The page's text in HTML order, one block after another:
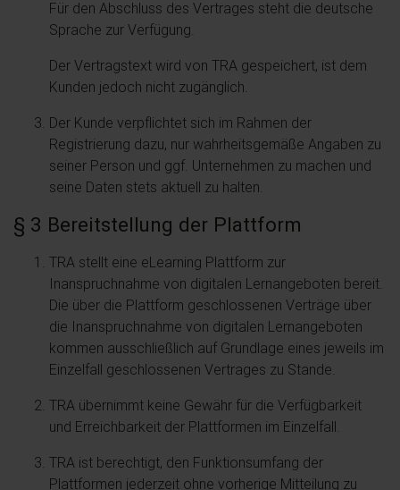
Für den Abschluss des Vertrages steht die deutsche
Sprache zur Verfügung.
Der Vertragstext wird von TRA gespeichert, ist dem
Kunden jedoch nicht zugänglich.
Der Kunde verpflichtet sich im Rahmen der
Registrierung dazu, nur wahrheitsgemäße Angaben zu
seiner Person und ggf. Unternehmen zu machen und
seine Daten stets aktuell zu halten.
§ 3 Bereitstellung der Plattform
TRA stellt eine eLearning Plattform zur
Inanspruchnahme von digitalen Lernangeboten bereit.
Die über die Plattform geschlossenen Verträge über
die Inanspruchnahme von digitalen Lernangeboten
kommen ausschließlich auf Grundlage eines jeweils im
Einzelfall geschlossenen Vertrages zu Stande.
TRA übernimmt keine Gewähr für die Verfügbarkeit
und Erreichbarkeit der Plattformen im Einzelfall.
TRA ist berechtigt, den Funktionsumfang der
Plattformen jederzeit ohne vorherige Mitteilung zu